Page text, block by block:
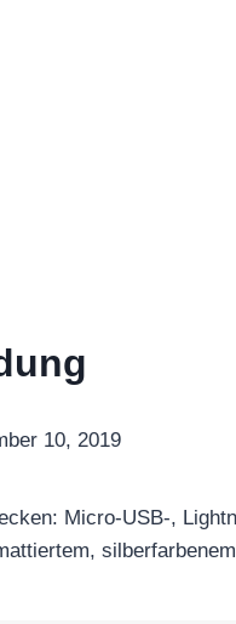
10, 2019
Micro-USB-,